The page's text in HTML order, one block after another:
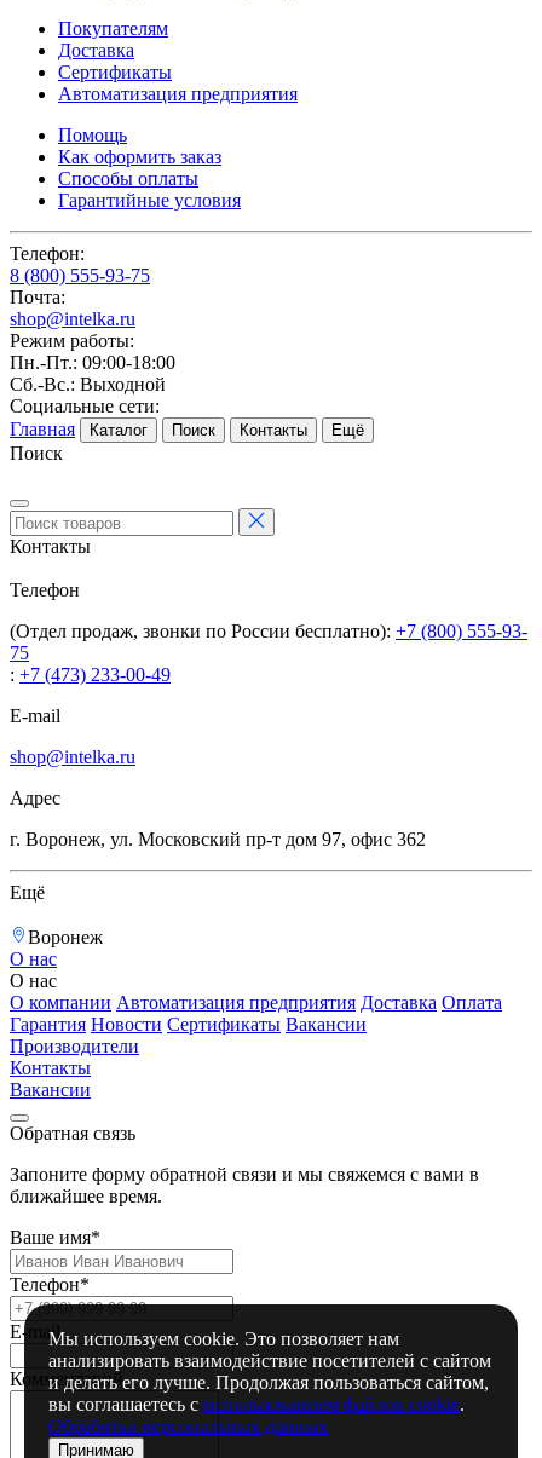
Покупателям
Доставка
Сертификаты
Автоматизация предприятия
Помощь
Как оформить заказ
Способы оплаты
Гарантийные условия
Телефон:
8 (800) 555-93-75
Почта:
shop@intelka.ru
Режим работы:
Пн.-Пт.: 09:00-18:00
Сб.-Вс.: Выходной
Социальные сети:
Главная
Каталог Поиск Контакты Ещё
Поиск
Контакты
Телефон
(Отдел продаж, звонки по России бесплатно): +7 (800) 555-93-
75
: +7 (473) 233-00-49
E-mail
shop@intelka.ru
Адрес
г. Воронеж, ул. Московский пр-т дом 97, офис 362
Ещё
Воронеж
О нас
О нас
О компании Автоматизация предприятия Доставка Оплата
Гарантия Новости Сертификаты Вакансии
Производители
Контакты
Вакансии
Обратная связь
Запоните форму обратной связи и мы свяжемся с вами в
ближайшее время.
Ваше имя*
Телефон*
E-mail
Комментарий
Мы используем cookie. Это позволяет нам
анализировать взаимодействие посетителей с сайтом
и делать его лучше. Продолжая пользоваться сайтом,
вы соглашаетесь с использованием файлов cookie.
Обработка персональных данных
Принимаю